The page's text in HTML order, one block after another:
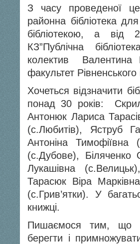
З часу проведеної
районна бібліотека
бібліотекою, а від
КЗ”Публічна
колектив Валентина
факультет Рівненського
Хочеться відзначити
понад 30 років:
Антонюк Лариса
(с.Любитів), Яструб
Антоніна Тимофіївна
(с.Дубове), Біляченко
Лукашівна
Тарасюк Віра
(с.Грив’ятки). У
книжці.
Пишаємося тим, що
берегти і